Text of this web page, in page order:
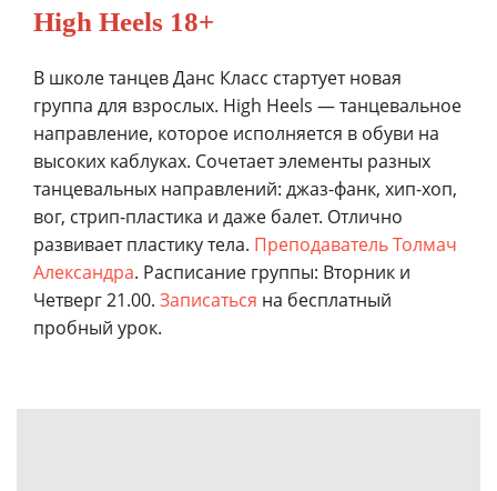
High Heels 18+
В школе танцев Данс Класс стартует новая
группа для взрослых. High Heels — танцевальное
направление, которое исполняется в обуви на
высоких каблуках. Сочетает элементы разных
танцевальных направлений: джаз-фанк, хип-хоп,
вог, стрип-пластика и даже балет. Отлично
развивает пластику тела. Преподаватель Толмач
Александра. Расписание группы: Вторник и
Четверг 21.00. Записаться на бесплатный
пробный урок.